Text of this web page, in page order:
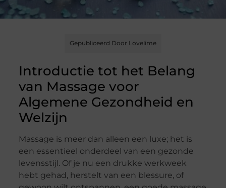
Gepubliceerd Door Lovelime
Introductie tot het Belang
van Massage voor
Algemene Gezondheid en
Welzijn
Massage is meer dan alleen een luxe; het is
een essentieel onderdeel van een gezonde
levensstijl. Of je nu een drukke werkweek
hebt gehad, herstelt van een blessure, of